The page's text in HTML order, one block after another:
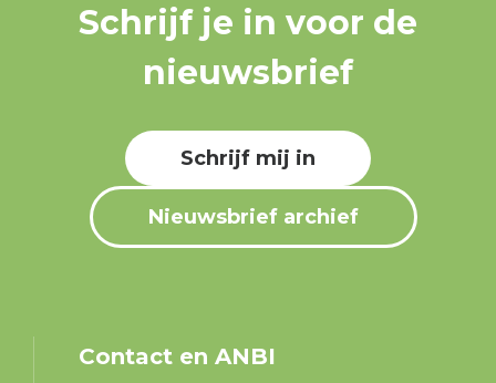
Schrijf je in voor de
nieuwsbrief
Schrijf mij in
Nieuwsbrief archief
Contact en ANBI